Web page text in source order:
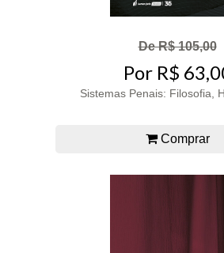
De R$ 105,00
Por R$
Sistemas Penais: Filosofia,
Comprar